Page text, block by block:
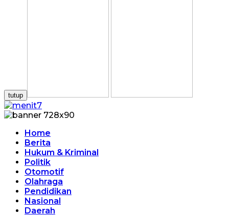
tutup
Home
Berita
Hukum & Kriminal
Politik
Otomotif
Olahraga
Pendidikan
Nasional
Daerah